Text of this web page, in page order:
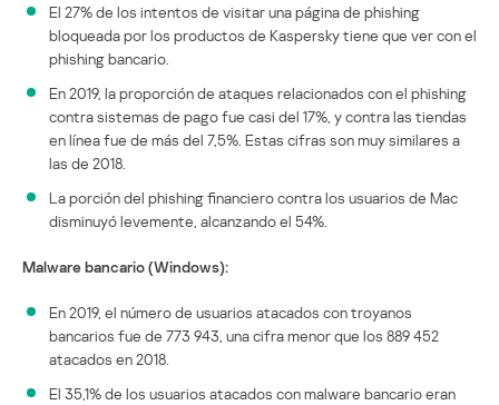
El 27% de los intentos de visitar una página de phishing
bloqueada por los productos de Kaspersky tiene que ver con el
phishing bancario.
En 2019, la proporción de ataques relacionados con el phishing
contra sistemas de pago fue casi del 17%, y contra las tiendas
en línea fue de más del 7,5%. Estas cifras son muy similares a
las de 2018.
La porción del phishing financiero contra los usuarios de Mac
disminuyó levemente, alcanzando el 54%.
Malware bancario (Windows):
En 2019, el número de usuarios atacados con troyanos
bancarios fue de 773 943, una cifra menor que los 889 452
atacados en 2018.
El 35,1% de los usuarios atacados con malware bancario eran